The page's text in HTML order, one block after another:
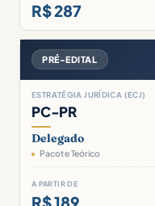
R$ 287
PRÉ-EDITAL
ESTRATÉGIA JURÍDICA (ECJ)
PC-PR
Delegado
Pacote Teórico
A PARTIR DE